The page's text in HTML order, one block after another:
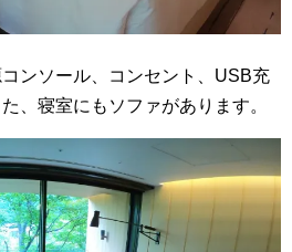
ンソール、コンセント、USB充
、寝室にもソファがあります。